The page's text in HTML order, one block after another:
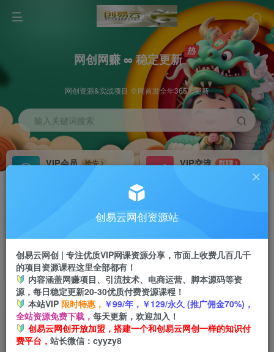
网创网赚 ∞ 稳定更新
网创资源&实战项目 全网首发全年365天更新
输入关键词搜索
VIP会员
抢先
VIP交流
群聊
研究探讨更多创业项目路子。
会员专属推广链接
挂机 项目
脚本卡密
APP下载
GO
首页 创业课程 会员专属 正文
（6954期）电商 盈利精品课：6大盈利 密码让产
品更好卖，流量是刚需！爆款是刚需
创易云网创资源站
创易云网创 | 专注优质VIP网课资源分享，市面上收费几百几千
的项目资源课程这里全部都有！
内容涵盖网赚项目、引流技术、电商运营、脚本源码等资
源，每日稳定更新20-30优质付费资源课程！
本站VIP 限时特惠， ￥99/年，￥129/永久 (推广佣金70%)，
全站资源免费下载， 每天更新，欢迎加入！
创易云网创开放加盟，搭建一个和创易云网创一样的知识付
费平台， 站长微信：cyyzy8